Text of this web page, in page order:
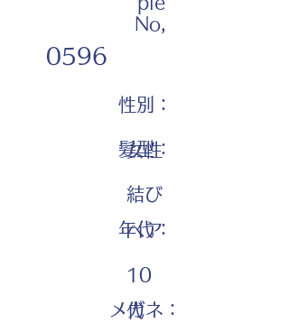
No,
0596
性別：
女性
髪型：
結び
ヘア
年代：
10
代
メガネ：